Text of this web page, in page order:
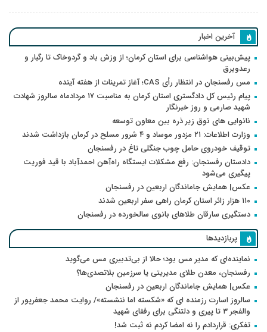
آخرین اخبار
پیش‌بینی هواشناسی برای استان کرمان؛ از وزش باد و گردوخاک تا رگبار و
رعدوبرق
مس رفسنجان در انتظار رأی CAS؛ آغاز تمرینات از هفته آینده
پیام رئیس کل دادگستری استان کرمان به مناسبت ۱۷ مردادماه سالروز شهادت
شهید صارمی و روز خبرنگار
نانوایی های نوق زیر ذره بین معاون توسعه
وزارت اطلاعات: ۲۱ مزدور موساد و ۴ شرور مسلح در کرمان بازداشت شدند
توقیف خودروی حامل چوب جنگلی تاغ در رفسنجان
دادستان رفسنجان: رفع مشکلات ایستگاه راه‌آهن احمدآباد با قید فوریت
پیگیری می‌شود
عکس| همایش جاماندگان اربعین در رفسنجان
۱۱۰ هزار زائر استان کرمان راهی سفر اربعین شدند
دستگیری سارقان طلاهای بانوی سالخورده در رفسنجان
پربازدیدها
نماینده‌ای که مدیر مس بود؛ حالا از بی‌تدبیری مس می‌گوید
رفسنجان، معدن طلای مدیریتی یا سرزمین بلاتصدی‌ها؟
عکس| همایش جاماندگان اربعین در رفسنجان
سالروز اسارت رزمنده ای که «شکسته اما ننشسته»/ روایت محمد جعفرپور از
والفجر ۳ تا پیری و دلتنگی برای رفقای شهید
تفکری: قراردادم را نه امضا کردم نه ثبت شد!